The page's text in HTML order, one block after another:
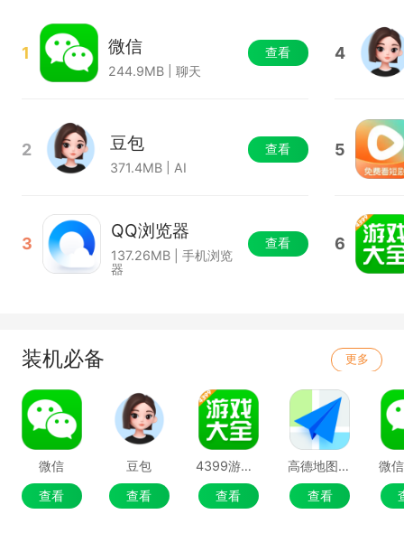
1 微信
244.9MB | 聊天
查看
2 豆包
371.4MB | AI
查看
3
QQ浏览器
137.26MB | 手机浏览
器
查看
4
5
6
装机必备 更多
微信
查看
豆包
查看
4399游戏盒
查看
高德地图移动端
查看
微